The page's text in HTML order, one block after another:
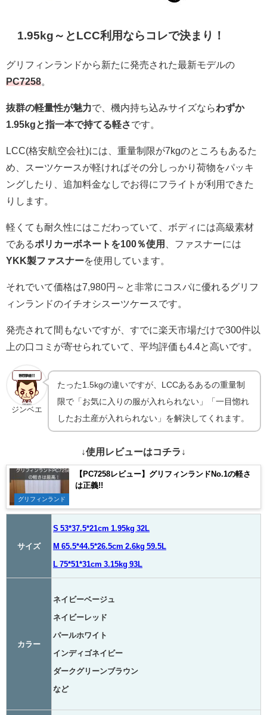
1.95kg～とLCC利用ならコレで決まり！
グリフィンランドから新たに発売された最新モデルの
PC7258。
抜群の軽量性が魅力で、機内持ち込みサイズならわずか
1.95kgと指一本で持てる軽さです。
LCC(格安航空会社)には、重量制限が7kgのところもあるた
め、スーツケースが軽ければその分しっかり荷物をパッキ
ングしたり、追加料金なしでお得にフライトが利用できた
りします。
軽くても耐久性にはこだわっていて、ボディには高級素材
であるポリカーボネートを100％使用
、ファスナーには
YKK製ファスナーを使用しています。
それでいて価格は7,980円～と非常にコスパに優れるグリフ
ィンランドのイチオシスーツケースです。
発売されて間もないですが、すでに楽天市場だけで300件以
上の口コミが寄せられていて、平均評価も4.4と高いです。
ジンベエ
たった1.5kgの違いですが、LCCあるあるの重量制
限で「お気に入りの服が入れられない」「一目惚れ
したお土産が入れられない」を解決してくれます。
↓使用レビューはコチラ↓
グリフィンランド
【PC7258レビュー】グリフィンランドNo.1の軽さ
は正義!!
サイズ
S 53*37.5*21cm 1.95kg 32L
M 65.5*44.5*26.5cm 2.6kg 59.5L
L 75*51*31cm 3.15kg 93L
カラー
ネイビーベージュ
ネイビーレッド
パールホワイト
インディゴネイビー
ダークグリーンブラウン
など